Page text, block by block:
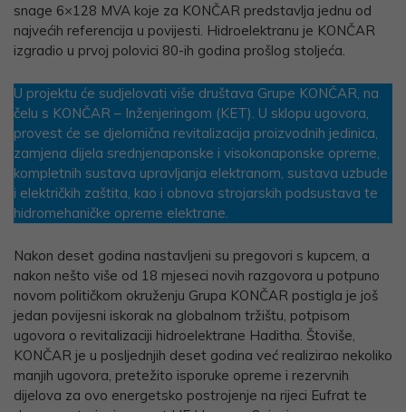
snage 6×128 MVA koje za KONČAR predstavlja jednu od
najvećih referencija u povijesti. Hidroelektranu je KONČAR
izgradio u prvoj polovici 80-ih godina prošlog stoljeća.
U projektu će sudjelovati više društava Grupe KONČAR, na
čelu s KONČAR – Inženjeringom (KET). U sklopu ugovora,
provest će se djelomična revitalizacija proizvodnih jedinica,
zamjena dijela srednjenaponske i visokonaponske opreme,
kompletnih sustava upravljanja elektranom, sustava uzbude
i električkih zaštita, kao i obnova strojarskih podsustava te
hidromehaničke opreme elektrane.
Nakon deset godina nastavljeni su pregovori s kupcem, a
nakon nešto više od 18 mjeseci novih razgovora u potpuno
novom političkom okruženju Grupa KONČAR postigla je još
jedan povijesni iskorak na globalnom tržištu, potpisom
ugovora o revitalizaciji hidroelektrane Haditha. Štoviše,
KONČAR je u posljednjih deset godina već realizirao nekoliko
manjih ugovora, pretežito isporuke opreme i rezervnih
dijelova za ovo energetsko postrojenje na rijeci Eufrat te